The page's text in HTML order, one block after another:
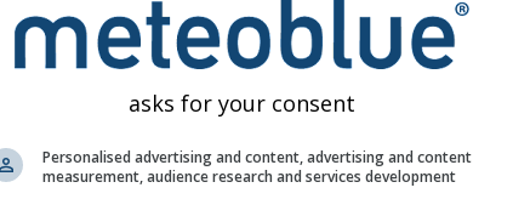
asks for your consent
Personalised advertising and content, advertising and content
measurement, audience research and services development